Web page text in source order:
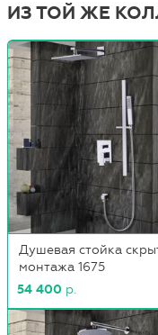
ИЗ ТОЙ ЖЕ
Душевая стойка
монтажа 1675
54 400 р.